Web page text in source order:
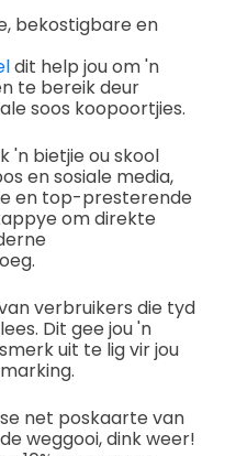
bekostigbare en
dit help jou om 'n
te bereik deur
soos koopoortjies.
'n bietjie ou skool
en sosiale media,
en top-presterende
om direkte
verbruikers die tyd
Dit gee jou 'n
uit te lig vir jou
net poskaarte van
weggooi, dink weer!